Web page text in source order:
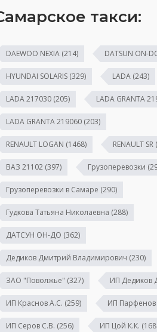
такси:
DAEWOO NEXIA(214) DATSUN ON-
HYUNDAI SOLARIS(329) LADA(243)
LADA 217030(205) LADA GRANTA
LADA GRANTA 219060(203)
RENAULT LOGAN (1468) RENAULT SR
ВАЗ 21102(397) Грузоперевозки
Грузоперевозки в Самаре (290)
Гудкова Татьяна Николаевна (288)
ДАТСУН ОН-ДО (362)
Дедиков Дмитрий Владимирович (230)
ЗАО "Поволжье" (327) ИП Дедиков
ИП Краснов А.С. (259) ИП Парфенов
ИП Серов С.В. (256) ИП Цой К.К.